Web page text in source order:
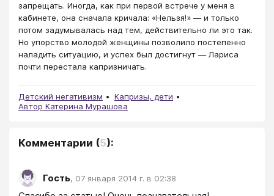
запрещать. Иногда, как при первой встрече у меня в
кабинете, она сначала кричала: «Нельзя!» ― и только
потом задумывалась над тем, действительно ли это так.
Но упорство молодой женщины позволило постепенно
наладить ситуацию, и успех был достигнут ― Лариса
почти перестала капризничать.
Детский негативизм
Капризы, дети
Автор Катерина Мурашова
Комментарии (5):
Гость, 07 января 2014 г. в 02:38